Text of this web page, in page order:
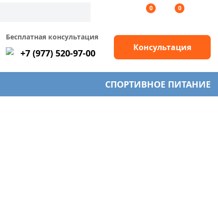
0 0
Бесплатная консультация
+7 (977) 520-97-00 Консультация
СПОРТИВНОЕ ПИТАНИЕ